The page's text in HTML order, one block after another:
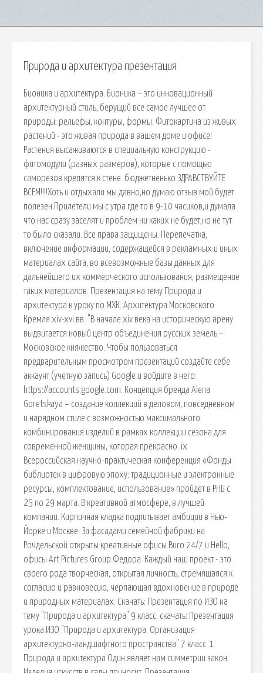
Природа и архитектура презентация
Бионика и архитектура. Бионика – это инновационный
архитектурный стиль, берущий все самое лучшее от
природы: рельефы, контуры, формы. Фитокартина из живых
растений - это живая природа в вашем доме и офисе!
Растения высаживаются в специальную конструкцию -
фитомодули (разных размеров), которые с помощью
саморезов крепятся к стене. бюджетненько ЗДРАВСТВУЙТЕ
ВСЕМ!!!!Хоть и отдыхали мы давно,но думаю отзыв мой будет
полезен.Прилетели мы с утра где то в 9-10 часиков,и думала
что нас сразу заселят и проблем ни каких не будет,но не тут
то было сказали. Все права защищены. Перепечатка,
включение информации, содержащейся в рекламных и иных
материалах сайта, во всевозможные базы данных для
дальнейшего их коммерческого использования, размещение
таких материалов. Презентация на тему Природа и
архитектура к уроку по МХК. Архитектура Московского
Кремля xiv-xvi вв. "В начале xiv века на историческую арену
выдвигается новый центр объединения русских земель –
Московское княжество. Чтобы пользоваться
предварительным просмотром презентаций создайте себе
аккаунт (учетную запись) Google и войдите в него:
https://accounts.google.com. Концепция бренда Alena
Goretskaya – создание коллекций в деловом, повседневном
и нарядном стиле с возможностью максимального
комбинирования изделий в рамках коллекции сезона для
современной женщины, которая прекрасно. ix
Всероссийская научно-практическая конференция «Фонды
библиотек в цифровую эпоху: традиционные и электронные
ресурсы, комплектование, использование» пройдет в РНБ с
25 по 29 марта. В креативной атмосфере, в лучшей
компании. Кирпичная кладка подпитывает амбиции в Нью-
Йорке и Москве. За фасадами семейной фабрики на
Рочдельской открыты креативные офисы Buro 24/7 и Hello,
офисы Art Pictures Group Федора. Каждый наш проект - это
своего рода творческая, открытая личность, стремящаяся к
согласию и равновесию, черпающая вдохновение в природе
и природных материалах. Скачать: Презентация по ИЗО на
тему "Природа и архитектура" 9 класс. cкачать: Презентация
урока ИЗО "Природа и архитектура. Организация
архитектурно-ландшафтного пространства" 7 класс. 1.
Природа и архитектура Один являет нам симметрии закон.